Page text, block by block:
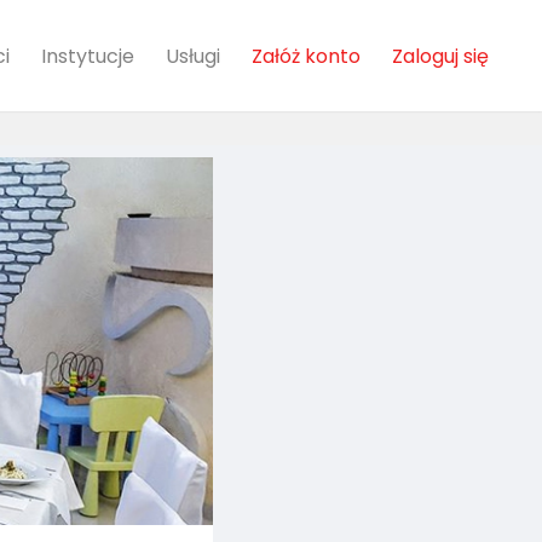
Instytucje Usługi Załóż konto Zaloguj się